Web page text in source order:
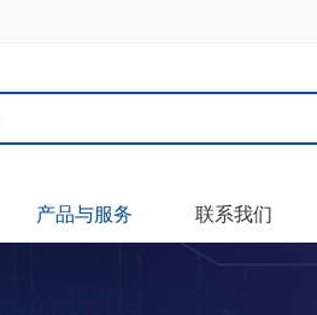
产品与服务 联系我们